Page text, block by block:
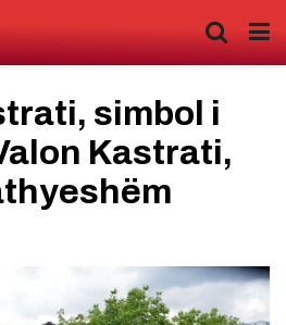
simbol i
Kastrati,